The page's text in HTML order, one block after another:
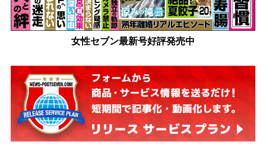
女性セブン最新号好評発売中